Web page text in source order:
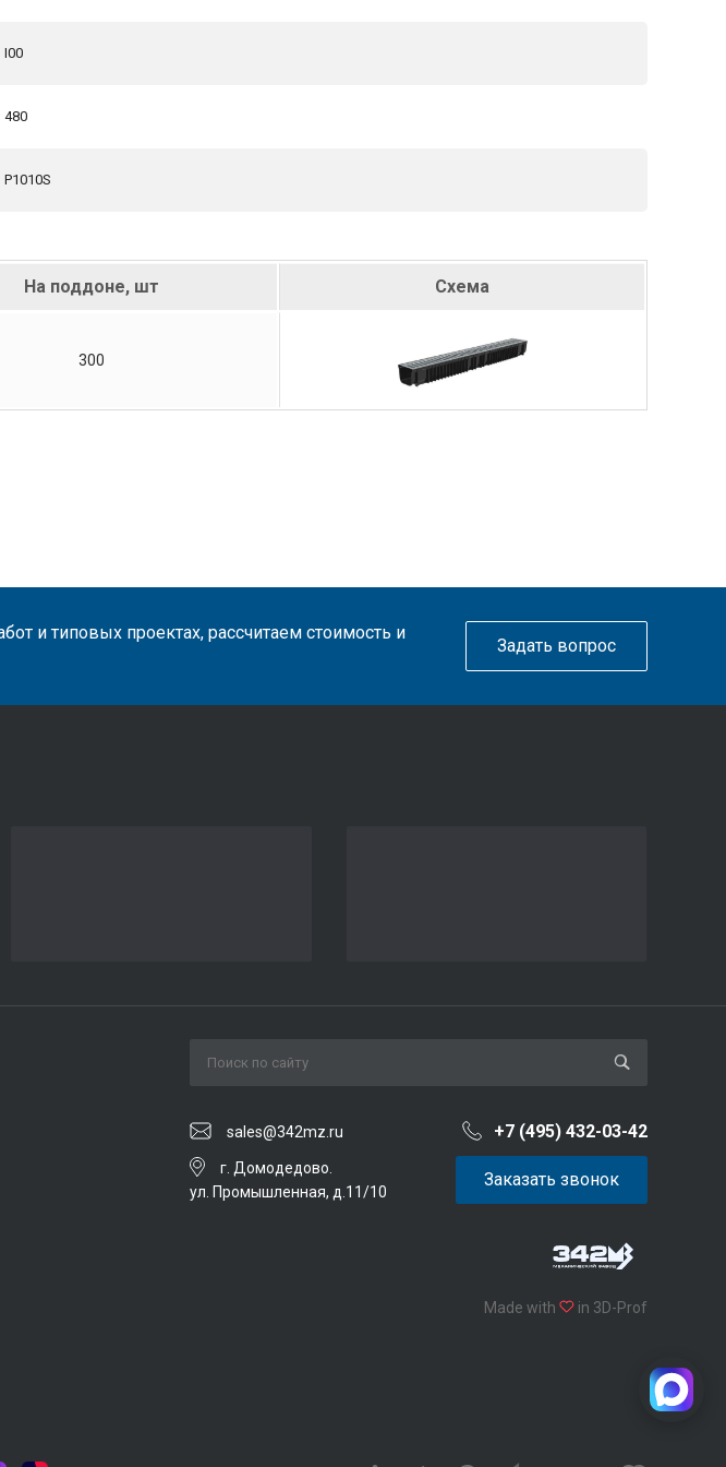
I00
480
P1010S
На поддоне, шт Схема
300
и типовых проектах, рассчитаем стоимость и
Задать вопрос
sales@342mz.ru +7 (495) 432-03-42
г. Домодедово.
ул. Промышленная, д.11/10
Заказать звонок
Made with in 3D-Prof